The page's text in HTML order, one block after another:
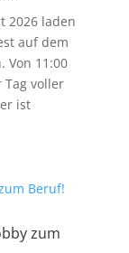
2026 laden
auf dem
Von 11:00
voller
ist
zum